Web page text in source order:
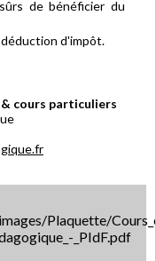
de bénéficier du
d'impôt.
cours particuliers
Plaquette/
_PIdF.pdf